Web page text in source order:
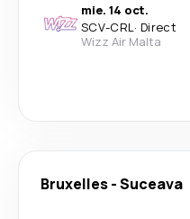
mie. 14 oct.
SCV-CRL· Direct
Wizz Air Malta
Bruxelles-Suceava